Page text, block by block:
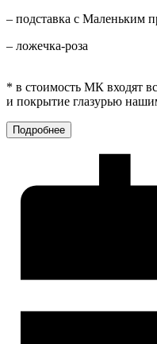
– подставка с Маленьким
– ложечка-роза
* в стоимость МК входят
и покрытие глазурью
Подробнее